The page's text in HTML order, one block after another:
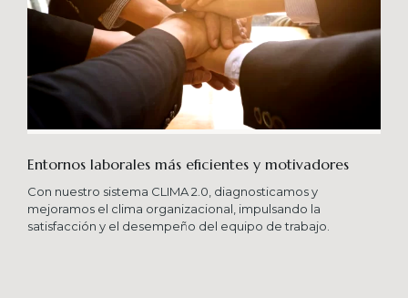
Entornos laborales más eficientes y motivadores
Con nuestro sistema CLIMA 2.0, diagnosticamos y
mejoramos el clima organizacional, impulsando la
satisfacción y el desempeño del equipo de trabajo.